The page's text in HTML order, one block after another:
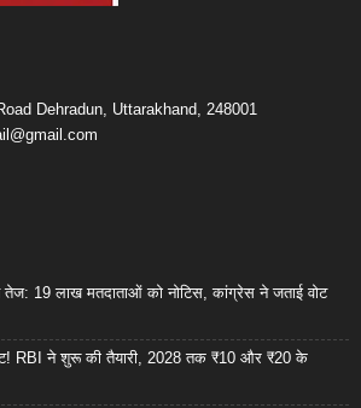
Dehradun, Uttarakhand, 248001
19 लाख मतदाताओं को नोटिस, कांग्रेस ने जताई वोट
RBI ने शुरू की तैयारी, 2028 तक ₹10 और ₹20 के